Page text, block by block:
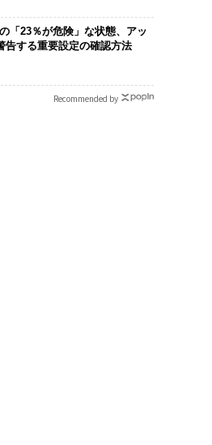
「23％が危険」な状態、アッ
告する重要設定の確認方法
Recommended by